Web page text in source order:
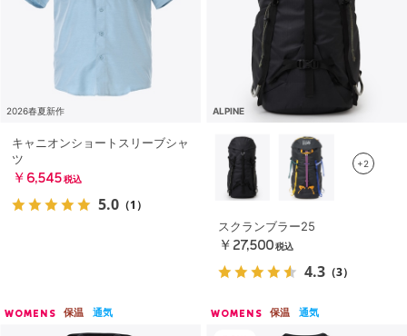
2026春夏新作
キャニオンショートスリーブシャ
ツ
￥6,545 税込
5.0 （1）
ALPINE
+2
スクランブラー25
￥27,500 税込
4.3 （3）
WOMENS 保温 通気 WOMENS 保温 通気